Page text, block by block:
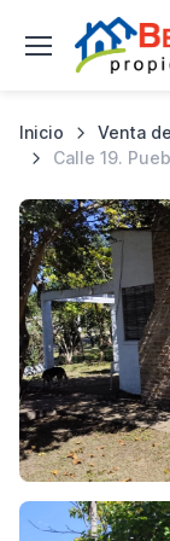
Inicio
Venta
Calle 19.